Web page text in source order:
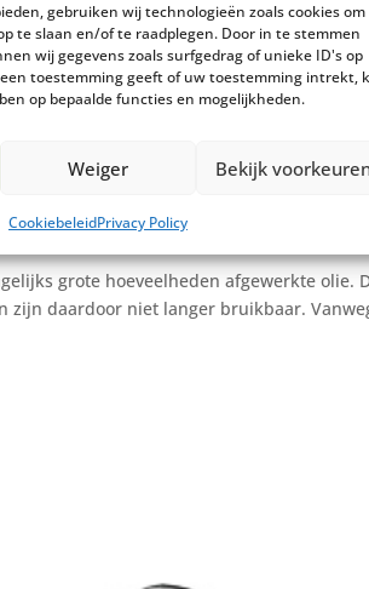
gebruiken wij technologieën zoals cookies om
te slaan en/of te raadplegen. Door in te stemmen
wij gegevens zoals surfgedrag of unieke ID's op
toestemming geeft of uw toestemming intrekt,
op bepaalde functies en mogelijkheden.
Weiger Bekijk
CookiebeleidPrivacy Policy
milieuvriendelijk
grote hoeveelheden afgewerkte olie.
zijn daardoor niet langer bruikbaar.